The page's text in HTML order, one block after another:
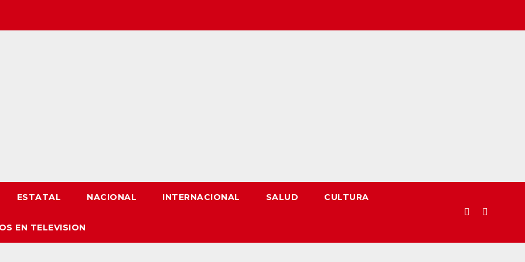
ESTATAL NACIONAL INTERNACIONAL SALUD CULTURA
EN TELEVISION